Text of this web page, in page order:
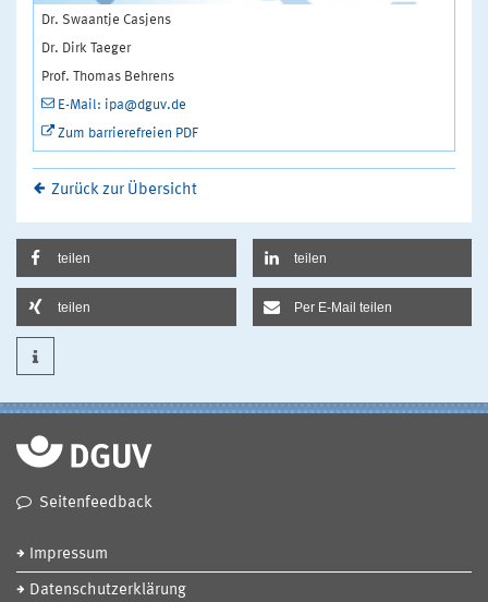
Dr. Swaantje Casjens
Dr. Dirk Taeger
Prof. Thomas Behrens
E-Mail: ipa@dguv.de
Zum barrierefreien PDF
Zurück zur Übersicht
teilen teilen
teilen Per E-Mail teilen
Seitenfeedback
Impressum
Datenschutzerklärung